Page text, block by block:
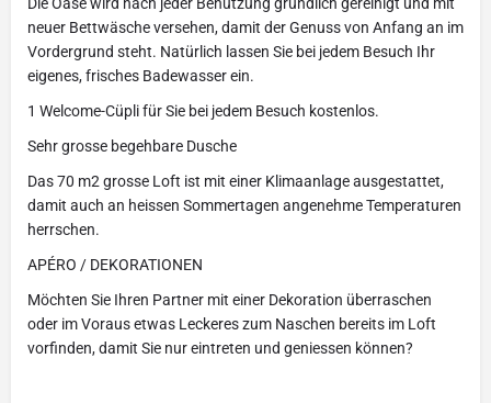
neuer Bettwäsche versehen, damit der Genuss von Anfang an im
Vordergrund steht. Natürlich lassen Sie bei jedem Besuch Ihr
eigenes, frisches Badewasser ein.
1 Welcome-Cüpli für Sie bei jedem Besuch kostenlos.
Sehr grosse begehbare Dusche
Das 70 m2 grosse Loft ist mit einer Klimaanlage ausgestattet,
damit auch an heissen Sommertagen angenehme Temperaturen
herrschen.
APÉRO / DEKORATIONEN
Möchten Sie Ihren Partner mit einer Dekoration überraschen
oder im Voraus etwas Leckeres zum Naschen bereits im Loft
vorfinden, damit Sie nur eintreten und geniessen können?